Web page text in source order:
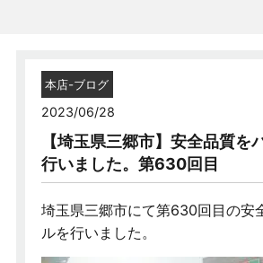
本店-ブログ
2023/06/28
【埼玉県三郷市】安全品質を
行いました。第630回目
埼玉県三郷市にて第630回目の安
ルを行いました。